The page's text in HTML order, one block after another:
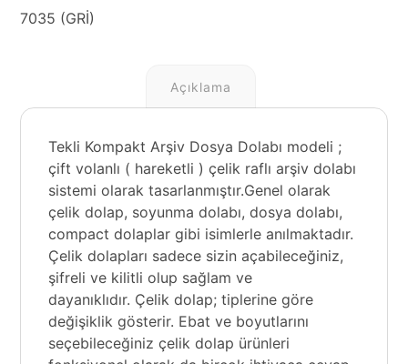
7035 (GRİ)
Açıklama
Tekli Kompakt Arşiv Dosya Dolabı modeli ;
çift volanlı ( hareketli ) çelik raflı arşiv dolabı
sistemi olarak tasarlanmıştır.Genel olarak
çelik dolap, soyunma dolabı, dosya dolabı,
compact dolaplar gibi isimlerle anılmaktadır.
Çelik dolapları sadece sizin açabileceğiniz,
şifreli ve kilitli olup sağlam ve
dayanıklıdır. Çelik dolap; tiplerine göre
değişiklik gösterir. Ebat ve boyutlarını
seçebileceğiniz çelik dolap ürünleri